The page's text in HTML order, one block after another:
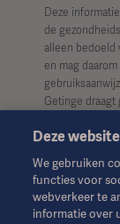
Deze
de
alleen bedoeld
en mag
Getinge draagt
van dit
Het is
product niet
Deze
We gebruiken
functies voor
webverkeer te
informatie over